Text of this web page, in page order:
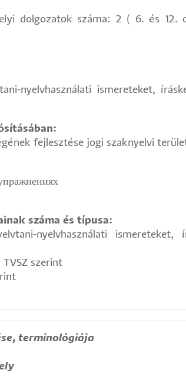
dolgozatok száma: 2 ( 6. és
nyelvhasználati ismereteket,
fejlesztése jogi szaknyelvi
száma és típusa:
nyelvhasználati ismereteket,
TVSZ szerint
terminológiája